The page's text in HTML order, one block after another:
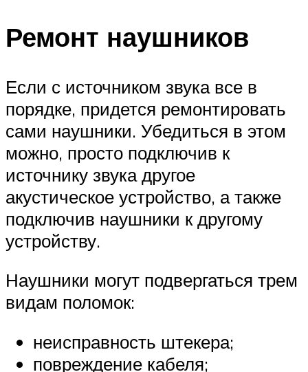
Ремонт наушников
Если с источником звука все в
порядке, придется ремонтировать
сами наушники. Убедиться в этом
можно, просто подключив к
источнику звука другое
акустическое устройство, а также
подключив наушники к другому
устройству.
Наушники могут подвергаться трем
видам поломок:
неисправность штекера;
повреждение кабеля;